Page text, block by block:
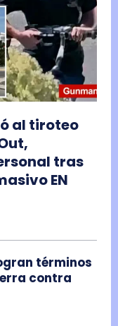
al tiroteo
tras
EN
términos
contra